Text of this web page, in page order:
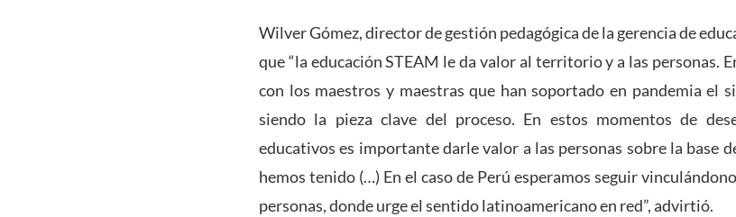
Wilver Gómez, director de gestión pedagógica de la gerencia de
que “la educación STEAM le da valor al territorio y a las personas.
con los maestros y maestras que han soportado en pandemia el
siendo la pieza clave del proceso. En estos momentos de
educativos es importante darle valor a las personas sobre la base
hemos tenido (…) En el caso de Perú esperamos seguir
personas, donde urge el sentido latinoamericano en red”, advirtió.